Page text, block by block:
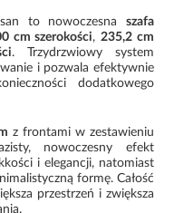
to nowoczesna szafa
cm szerokości, 235,2 cm
. Trzydrzwiowy system
i pozwala efektywnie
dodatkowego
z frontami w zestawieniu
nowoczesny efekt
i elegancji, natomiast
formę. Całość
przestrzeń i zwiększa